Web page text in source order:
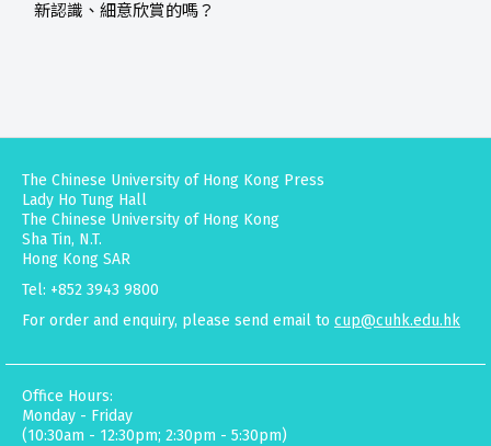
新認識、細意欣賞的嗎？
The Chinese University of Hong Kong Press
Lady Ho Tung Hall
The Chinese University of Hong Kong
Sha Tin, N.T.
Hong Kong SAR
Tel: +852 3943 9800
For order and enquiry, please send email to cup@cuhk.edu.hk
Office Hours:
Monday - Friday
(10:30am - 12:30pm; 2:30pm - 5:30pm)